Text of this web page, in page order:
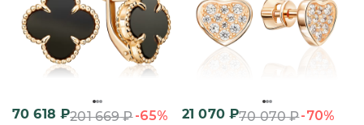
70 618 ₽201 669₽-65% 21 070₽70 070₽-70%